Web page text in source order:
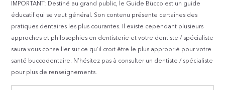
IMPORTANT: Destiné au grand public, le Guide Bücco est un guide
éducatif qui se veut général. Son contenu présente certaines des
pratiques dentaires les plus courantes. Il existe cependant plusieurs
approches et philosophies en dentisterie et votre dentiste / spécialiste
saura vous conseiller sur ce qu’il croit être le plus approprié pour votre
santé buccodentaire. N’hésitez pas à consulter un dentiste / spécialiste
pour plus de renseignements.